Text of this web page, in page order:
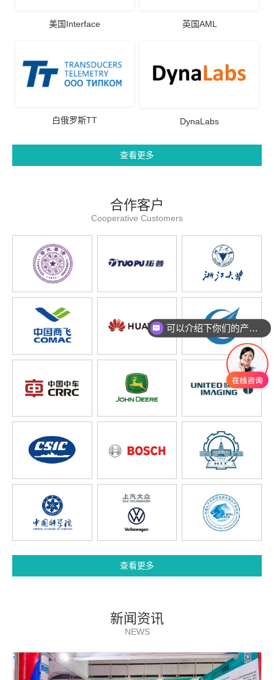
美国Interface 英国AML
白俄罗斯TT DynaLabs
查看更多
合作客户
Cooperative Customers
查看更多
新闻资讯
NEWS
可以介绍下你们的产品么